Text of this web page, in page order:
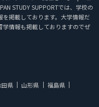
STUDY SUPPORTでは、学校の
掲載しております。大学情報だ
情報も掲載しておりますのでぜ
田県 山形県
福島県